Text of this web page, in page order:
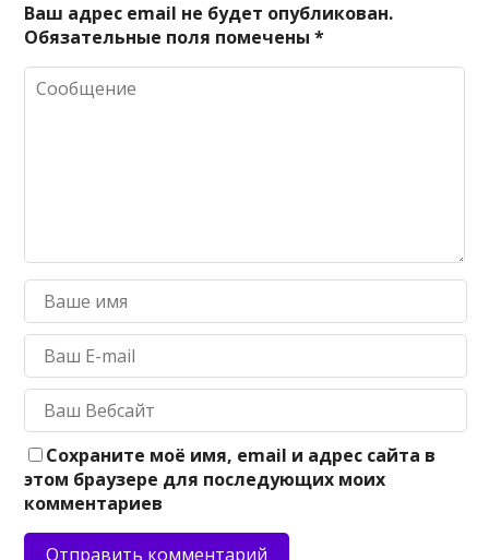
Ваш адрес email не будет опубликован.
Обязательные поля помечены*
Сохраните моё имя, email и адрес сайта в
этом браузере для последующих моих
комментариев